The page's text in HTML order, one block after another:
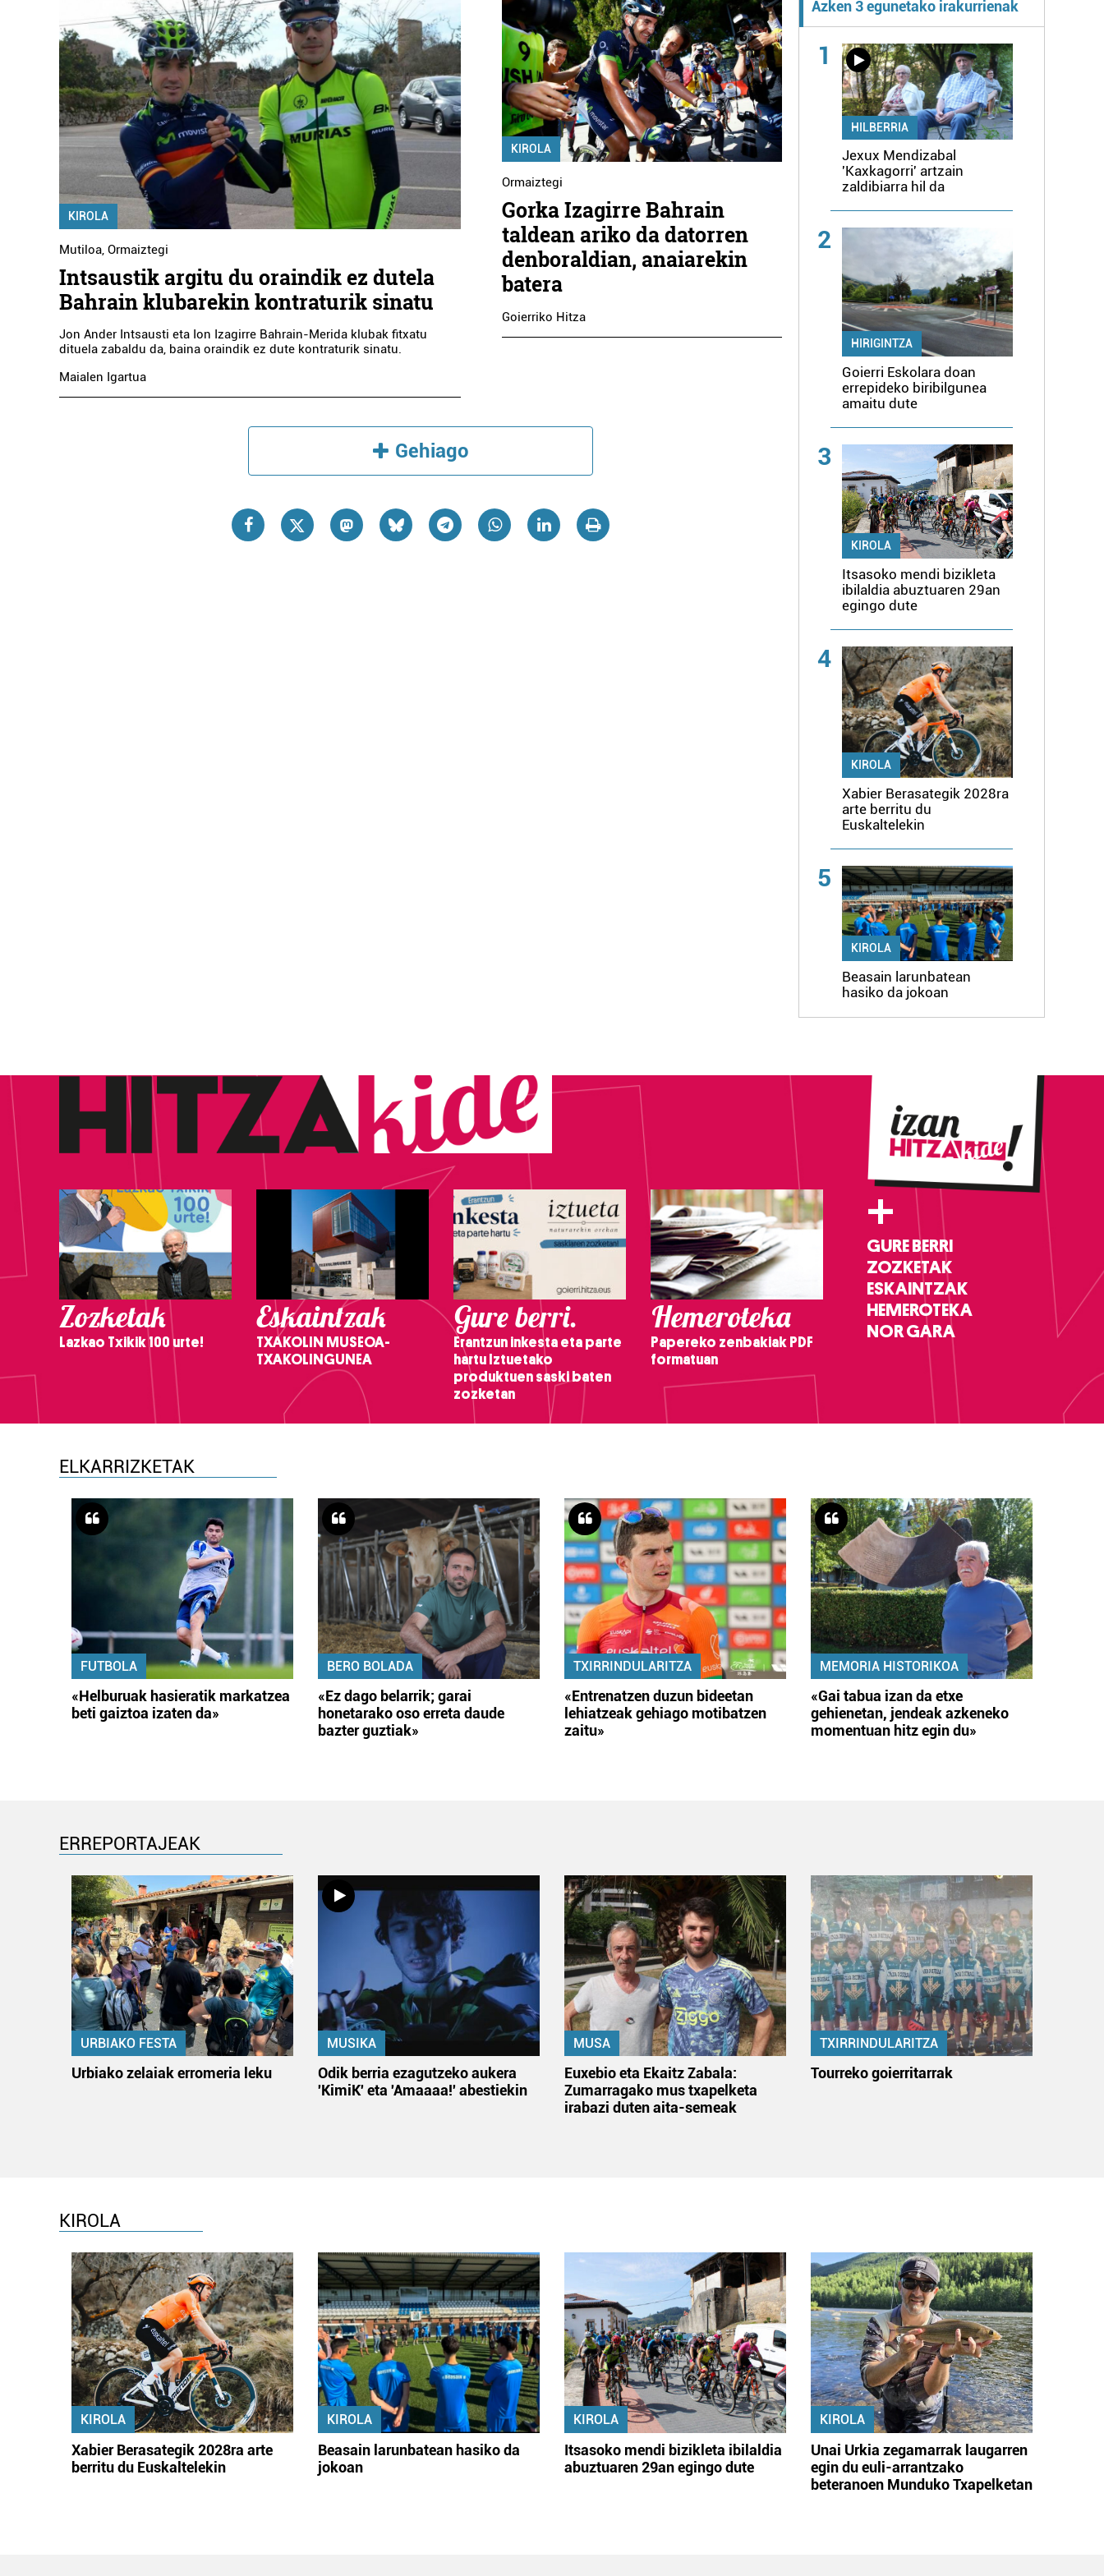
KIROLA
Mutiloa, Ormaiztegi
Intsaustik argitu du oraindik ez dutela
Bahrain klubarekin kontraturik sinatu
Jon Ander Intsausti eta Ion Izagirre Bahrain-Merida klubak fitxatu
dituela zabaldu da, baina oraindik ez dute kontraturik sinatu.
Maialen Igartua
KIROLA
Ormaiztegi
Gorka Izagirre Bahrain
taldean ariko da datorren
denboraldian, anaiarekin
batera
Goierriko Hitza
Gehiago
Azken 3 egunetako irakurrienak
1
HILBERRIA
Jexux Mendizabal
'Kaxkagorri' artzain
zaldibiarra hil da
2
HIRIGINTZA
Goierri Eskolara doan
errepideko biribilgunea
amaitu dute
3
KIROLA
Itsasoko mendi bizikleta
ibilaldia abuztuaren 29an
egingo dute
4
KIROLA
Xabier Berasategik 2028ra
arte berritu du
Euskaltelekin
5
KIROLA
Beasain larunbatean
hasiko da jokoan
Zozketak
Lazkao Txikik 100 urte!
Eskaintzak
TXAKOLIN MUSEOA-
TXAKOLINGUNEA
Gure berri.
Erantzun inkesta eta parte
hartu Iztuetako
produktuen saski baten
zozketan
Hemeroteka
Papereko zenbakiak PDF
formatuan
+
GURE BERRI
ZOZKETAK
ESKAINTZAK
HEMEROTEKA
NOR GARA
ELKARRIZKETAK
FUTBOLA
«Helburuak hasieratik markatzea
beti gaiztoa izaten da»
BERO BOLADA
«Ez dago belarrik; garai
honetarako oso erreta daude
bazter guztiak»
TXIRRINDULARITZA
«Entrenatzen duzun bideetan
lehiatzeak gehiago motibatzen
zaitu»
MEMORIA HISTORIKOA
«Gai tabua izan da etxe
gehienetan, jendeak azkeneko
momentuan hitz egin du»
ERREPORTAJEAK
URBIAKO FESTA
Urbiako zelaiak erromeria leku
MUSIKA
Odik berria ezagutzeko aukera
'KimiK' eta 'Amaaaa!' abestiekin
MUSA
Euxebio eta Ekaitz Zabala:
Zumarragako mus txapelketa
irabazi duten aita-semeak
TXIRRINDULARITZA
Tourreko goierritarrak
KIROLA
KIROLA
Xabier Berasategik 2028ra arte
berritu du Euskaltelekin
KIROLA
Beasain larunbatean hasiko da
jokoan
KIROLA
Itsasoko mendi bizikleta ibilaldia
abuztuaren 29an egingo dute
KIROLA
Unai Urkia zegamarrak laugarren
egin du euli-arrantzako
beteranoen Munduko Txapelketan